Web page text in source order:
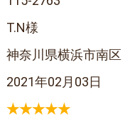
T.N様
神奈川県横浜市南区
2021年02月03日
★★★★★